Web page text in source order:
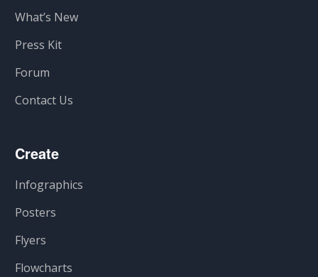
What’s New
Press Kit
Forum
Contact Us
Create
Infographics
Posters
Flyers
Flowcharts